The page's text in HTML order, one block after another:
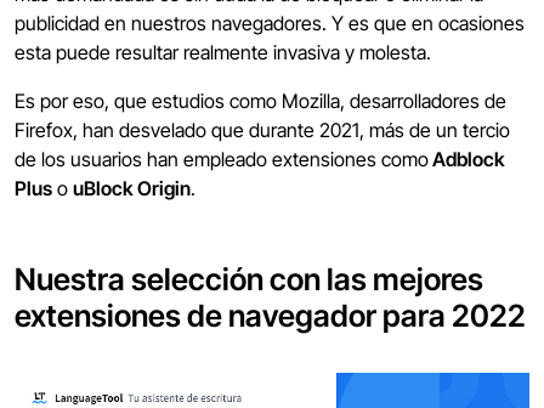
publicidad en nuestros navegadores. Y es que en ocasiones
esta puede resultar realmente invasiva y molesta.
Es por eso, que estudios como Mozilla, desarrolladores de
Firefox, han desvelado que durante 2021, más de un tercio
de los usuarios han empleado extensiones comoAdblock
Plus o uBlock Origin.
Nuestra selección con las mejores
extensiones de navegador para 2022